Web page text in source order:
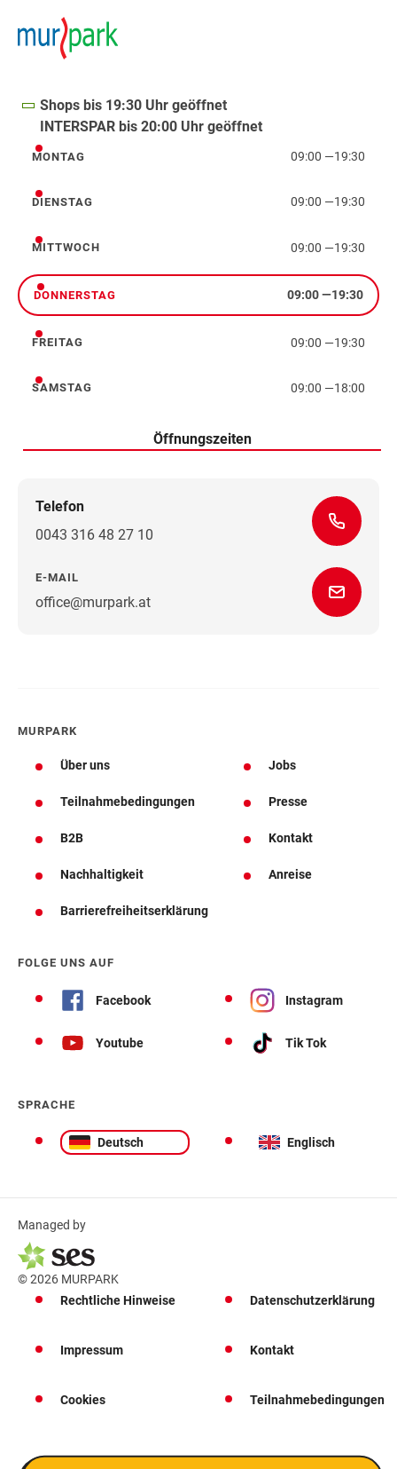
Shops bis 19:30 Uhr geöffnet
INTERSPAR bis 20:00 Uhr geöffnet
Montag
MONTAG 09:00 —19:30
Dienstag
DIENSTAG 09:00 —19:30
Mittwoch
MITTWOCH 09:00 —19:30
Donnerstag
DONNERSTAG 09:00—19:30
Freitag
FREITAG 09:00 —19:30
Samstag
SAMSTAG 09:00 —18:00
Öffnungszeiten
Telefon
0043 316 48 27 10
E-MAIL
office@murpark.at
MURPARK
Über uns Jobs
Teilnahmebedingungen Presse
B2B Kontakt
Nachhaltigkeit Anreise
Barrierefreiheitserklärung
FOLGE UNS AUF
Facebook Instagram
Youtube Tik Tok
SPRACHE
Deutsch Englisch
Managed by
© 2026 MURPARK
Rechtliche Hinweise
Datenschutzerklärung
Impressum Kontakt
Cookies Teilnahmebedingungen